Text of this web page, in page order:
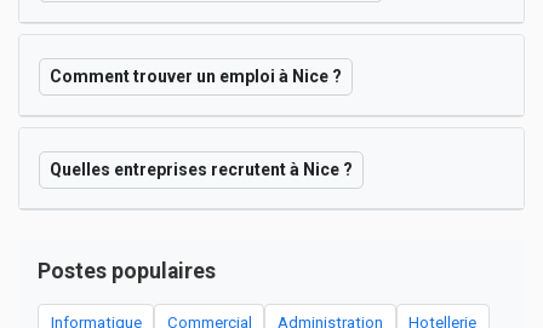
Comment trouver un emploi à Nice ?
Quelles entreprises recrutent à Nice ?
Postes populaires
Informatique Commercial Administration Hotellerie